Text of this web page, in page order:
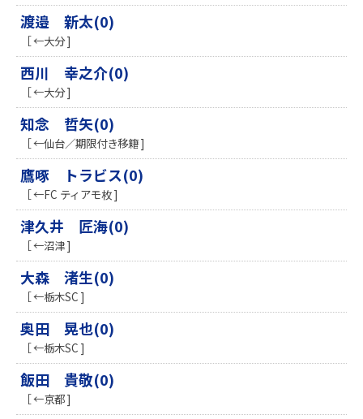
渡邉 新太(0)
［ ←大分 ]
西川 幸之介(0)
［ ←大分 ]
知念 哲矢(0)
［ ←仙台／期限付き移籍 ]
鷹啄 トラビス(0)
［ ←FC ティアモ枚 ]
津久井 匠海(0)
［ ←沼津 ]
​大森 渚生(0)
［ ←栃木SC ]
奥田 晃也(0)
［ ←栃木SC ]
飯田 貴敬(0)
［ ←京都 ]